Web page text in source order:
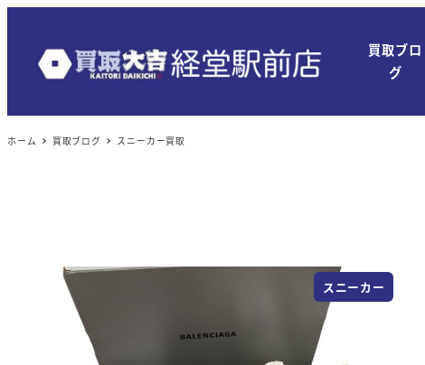
買取ブロ
グ
ホーム 買取ブログ スニーカー買取
スニーカー